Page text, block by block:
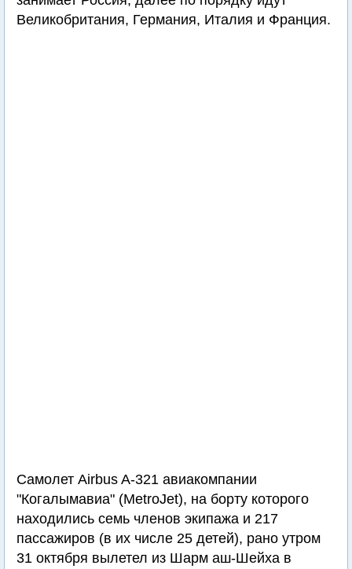
Великобритания, Германия, Италия и Франция.
Самолет Airbus A-321 авиакомпании
"Когалымавиа" (MetroJet), на борту которого
находились семь членов экипажа и 217
пассажиров (в их числе 25 детей), рано утром
31 октября вылетел из Шарм аш-Шейха в